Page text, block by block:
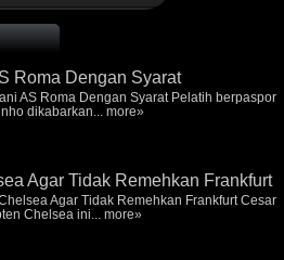
Roma Dengan Syarat
AS Roma Dengan Syarat Pelatih berpaspor
dikabarkan... more»
Agar Tidak Remehkan Frankfurt
Agar Tidak Remehkan Frankfurt Cesar
Chelsea ini... more»